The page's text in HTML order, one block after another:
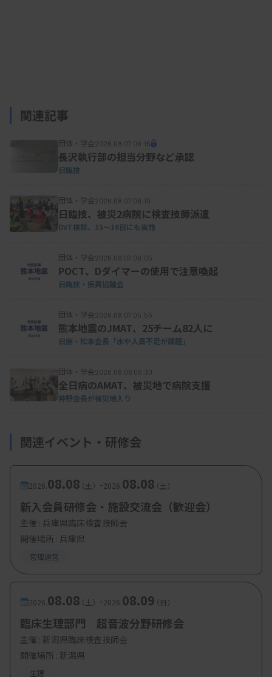
関連記事
団体・学会2026.08.07 06:15
長沢執行部の担当分野など承認
日臨技
団体・学会2026.08.07 06:10
日臨技、被災2病院に検査技師派遣
DVT検診、15～16日にも実施
団体・学会2026.08.07 06:05
POCT、Dダイマーの使用で注意喚起
日臨技・振興協議会
団体・学会2026.08.07 05:55
熊本地震のJMAT、25チーム82人に
日医・松本会長「水や人員不足が課題」
団体・学会2026.08.06 05:30
全日病のAMAT、被災地で病院支援
神野会長が被災地入り
関連イベント・研修会
2026. 08.08（土） -2026. 08.08（土）
新入会員研修会・施設交流会（歓迎会）
主催 : 兵庫県臨床検査技師会
開催場所 : 兵庫県
管理運営
2026. 08.08（土） -2026. 08.09（日）
臨床生理部門 超音波分野研修会
主催 : 新潟県臨床検査技師会
開催場所 : 新潟県
生理